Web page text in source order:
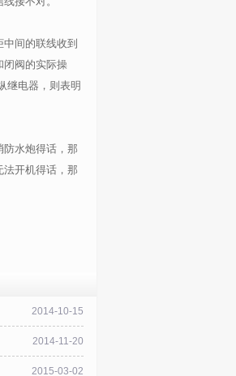
间的联线收到
闭阀的实际操
继电器，则表明
水炮得话，那
开机得话，那
2014-10-15
2014-11-20
2015-03-02